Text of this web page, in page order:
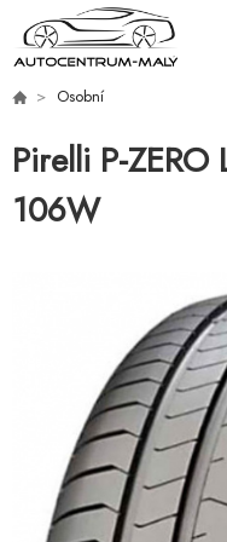
Osobní
Pirelli P-
106W